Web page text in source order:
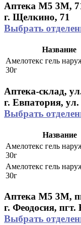
Аптека М5 3М,
г. Щелкино, 71
Выбрать
Название
Амелотекс гель
30г
Аптека-склад,
г. Евпатория,
Выбрать
Название
Амелотекс гель
30г
Амелотекс гель
30г
Аптека М5 3М,
г. Феодосия,
Выбрать